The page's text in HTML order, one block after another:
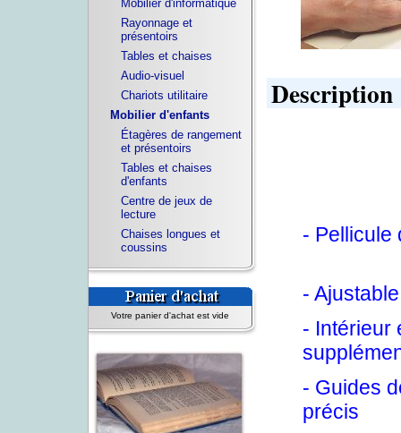
Mobilier d'informatique
Rayonnage et
présentoirs
Tables et chaises
Audio-visuel
Chariots utilitaire
Mobilier d'enfants
Étagères de rangement
et présentoirs
Tables et chaises
d'enfants
Centre de jeux de
lecture
Chaises longues et
coussins
Votre panier d'achat est vide
Description
- Pellicule
-
- Intérieur
- Guides
précis